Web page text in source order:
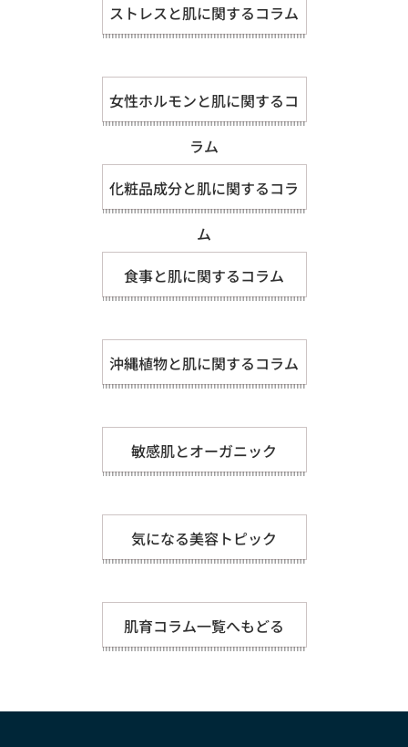
ストレスと肌に関するコラム
女性ホルモンと肌に関するコ
ラム
化粧品成分と肌に関するコラ
ム
食事と肌に関するコラム
沖縄植物と肌に関するコラム
敏感肌とオーガニック
気になる美容トピック
肌育コラム一覧へもどる